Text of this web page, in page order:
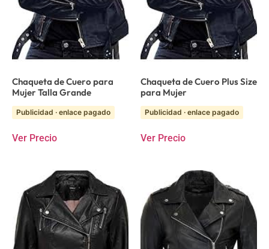
Chaqueta de Cuero para
Mujer Talla Grande
Publicidad · enlace pagado
Ver Precio
Chaqueta de Cuero Plus Size
para Mujer
Publicidad · enlace pagado
Ver Precio